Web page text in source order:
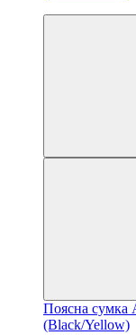
Поясна сумка
(Black/Yellow)